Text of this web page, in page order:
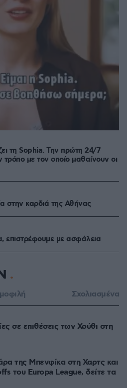
τη Sophia. Την πρώτη 24/7
με τον οποίο μαθαίνουν οι
στην καρδιά της Αθήνας
επιστρέφουμε με ασφάλεια
Σχολιασμένα
σε επιθέσεις των Χούθι στη
της Μπενφίκα στη Χαρτς και
του Europa League, δείτε τα